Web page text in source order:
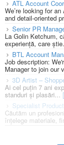
ATL Account
We’re looking for
and detail-oriented
Senior PR
La Golin Ketchum,
experiență, care
BTL Account
Job description:
Manager to join our
3D Artist –
Ai cel puțin 7 ani
standuri și plasări...
Specialist
Căutăm un
înțelege materiale,